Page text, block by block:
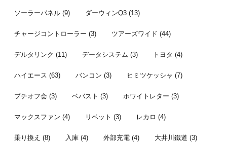
ソーラーパネル (9) ダーウィンQ3 (13)
チャージコントローラー (3) ツアーズワイド (44)
デルタリンク (11) データシステム (3) トヨタ (4)
ハイエース (63) バンコン (3) ヒミツケッシャ (7)
プチオフ会 (3) ベバスト (3) ホワイトレター (3)
マックスファン (4) リベット (3) レカロ (4)
乗り換え (8) 入庫 (4) 外部充電 (4) 大井川鐵道 (3)